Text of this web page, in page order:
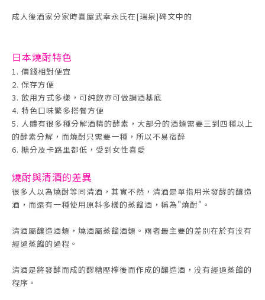
成人後酒家分家時喜屋武幸永氏在[瑞泉]碑文中的
日本燒酎特色
1. 價錢相對便宜
2. 保存方便
3. 飲用方式多樣，可純飲亦可做調酒基底
4. 特色口味繁多搭餐方便
5. 人體有很多種分解酒精的酵素，大部分的酒類需要三到四種以上
的酵素分解，而燒酎只需要一種，所以不易宿醉
6. 糖分及卡路里都低，受到女性喜愛
燒酎與清酒的差異
很多人以為燒酎等同清酒，其實不然，清酒是單指用米發酵的釀造
酒，而還有一種使用原料多樣的蒸餾酒，稱為"燒酎"。
清酒屬釀造酒類，燒酒屬蒸餾酒類。兩者最主要的差別在於有没有
經過蒸餾的過程。
清酒是將發酵而成的醪糟壓榨後而作成的釀造酒，没有經過蒸餾的
程序。